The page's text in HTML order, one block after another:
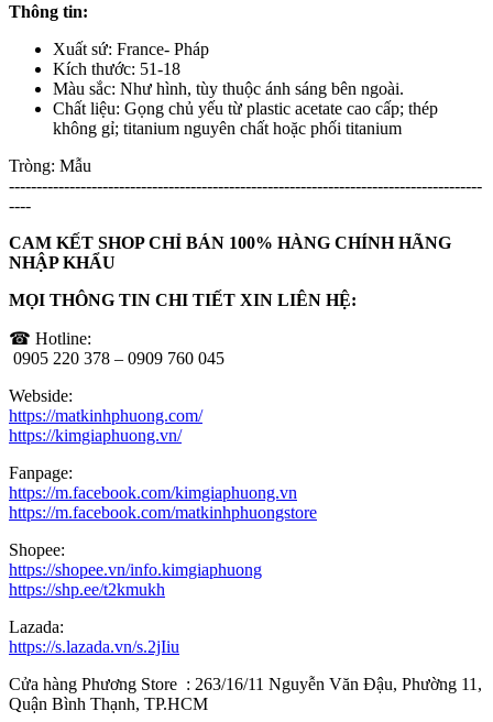
Thông tin:
Xuất sứ: France- Pháp
Kích thước: 51-18
Màu sắc: Như hình, tùy thuộc ánh sáng bên ngoài.
Chất liệu: Gọng chủ yếu từ plastic acetate cao cấp; thép
không gỉ; titanium nguyên chất hoặc phối titanium
Tròng: Mẫu
--------------------------------------------------------------------------------------
----
CAM KẾT SHOP CHỈ BÁN 100% HÀNG CHÍNH HÃNG
NHẬP KHẨU
MỌI THÔNG TIN CHI TIẾT XIN LIÊN HỆ:
☎ Hotline:
0905 220 378 – 0909 760 045
Webside:
https://matkinhphuong.com/
https://kimgiaphuong.vn/
Fanpage:
https://m.facebook.com/kimgiaphuong.vn
https://m.facebook.com/matkinhphuongstore
Shopee:
https://shopee.vn/info.kimgiaphuong
https://shp.ee/t2kmukh
Lazada:
https://s.lazada.vn/s.2jIiu
Cửa hàng Phương Store : 263/16/11 Nguyễn Văn Đậu, Phường 11,
Quận Bình Thạnh, TP.HCM